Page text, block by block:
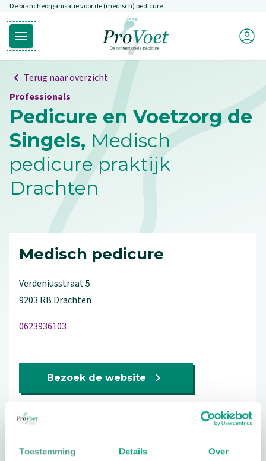
Toestemming Details Over
Overslaan en naar de inhoud gaan
De brancheorganisatie voor de (medisch) pedicure
Open hoofdmenu
Ga naar de homepagina
Mijn
Terug naar overzicht
Professionals
Pedicure en Voetzorg de
Singels, Medisch
pedicure praktijk
Drachten
Medisch pedicure
Verdeniusstraat5
9203 RB Drachten
0623936103
Bezoek de website